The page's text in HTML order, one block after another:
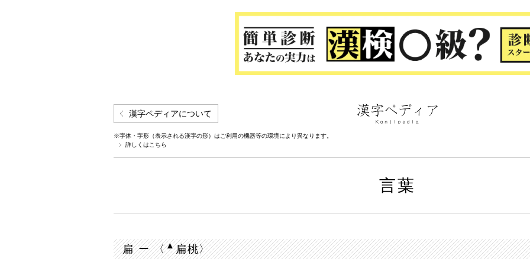
漢字ペディアについて
※字体・字形（表示される漢字の形）はご利用の機器等の環境により異なります。
詳しくはこちら
言葉
扁 ー 〈▲扁桃〉